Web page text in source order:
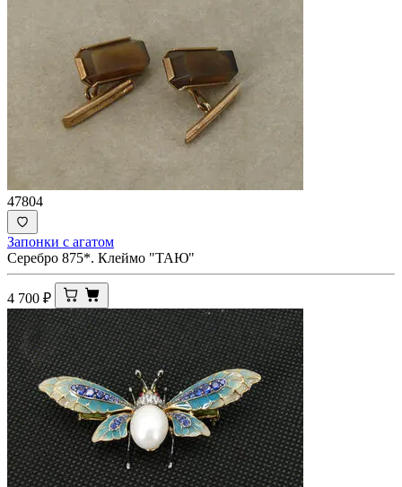
47804
Запонки с агатом
Серебро 875*. Клеймо "ТАЮ"
4 700 ₽